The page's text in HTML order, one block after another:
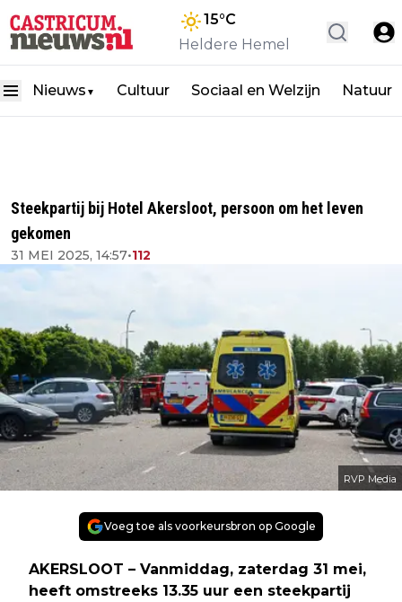
15°C
Heldere Hemel
Nieuws ▼ Cultuur Sociaal en Welzijn Natuur
Steekpartij bij Hotel Akersloot, persoon om het leven
gekomen
31 MEI 2025, 14:57•112
RVP Media
Voeg toe als voorkeursbron op Google
AKERSLOOT – Vanmiddag, zaterdag 31 mei,
heeft omstreeks 13.35 uur een steekpartij